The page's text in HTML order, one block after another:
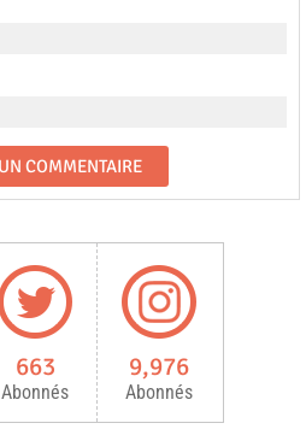
663
Abonnés
9,976
Abonnés